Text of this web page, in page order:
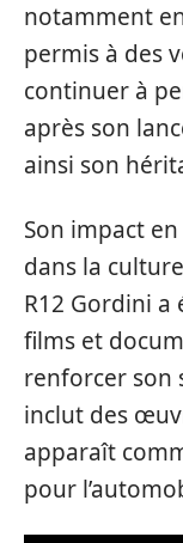
notamment
permis à des
continuer à
après son
ainsi son
Son impact
dans la
R12 Gordini
films et
renforcer son
inclut des
apparaît
pour